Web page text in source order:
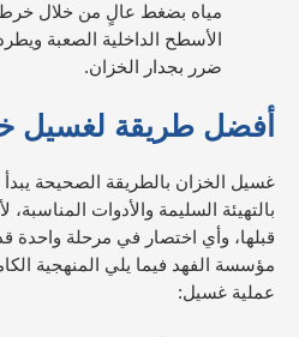
مياه بضغط عالٍ من خلال
الأسطح الداخلية الصعبة
ضرر بجدار الخزان.
أفضل طريقة لغسيل
غسيل الخزان بالطريقة الصحيحة
بالتهيئة السليمة والأدوات
قبلها، وأي اختصار في مرحلة واحدة
مؤسسة الفهد فيما يلي المنهجية
عملية غسيل: